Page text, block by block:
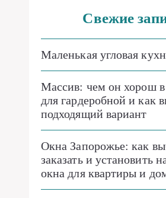
Свежие
Маленькая угловая
Массив: чем он хорош
для гардеробной и как
подходящий вариант
Окна Запорожье: как
заказать и установить
окна для квартиры и